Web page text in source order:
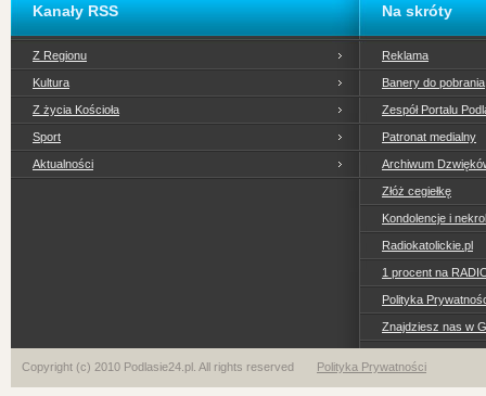
Kanały RSS
Z Regionu
Kultura
Z życia Kościoła
Sport
Aktualności
Na skróty
Reklama
Banery do pobrania
Zespół Portalu
Patronat medialny
Archiwum
Złóż cegiełkę
Kondolencje i
Radiokatolickie.pl
1 procent na
Polityka
Znajdziesz nas w
Copyright (c) 2010 Podlasie24.pl. All rights reserved Polityka Prywatności